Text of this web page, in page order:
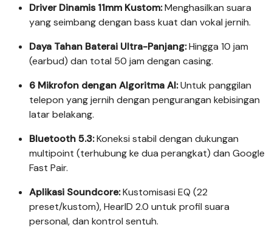
Driver Dinamis 11mm Kustom:Menghasilkan suara
yang seimbang dengan bass kuat dan vokal jernih.
Daya Tahan Baterai Ultra-Panjang:Hingga 10 jam
(earbud) dan total 50 jam dengan casing.
6 Mikrofon dengan Algoritma AI:Untuk panggilan
telepon yang jernih dengan pengurangan kebisingan
latar belakang.
Bluetooth 5.3:Koneksi stabil dengan dukungan
multipoint (terhubung ke dua perangkat) dan Google
Fast Pair.
Aplikasi Soundcore:Kustomisasi EQ (22
preset/kustom), HearID 2.0 untuk profil suara
personal, dan kontrol sentuh.